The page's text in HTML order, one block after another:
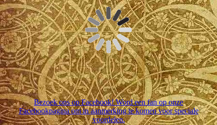
Bezoek ons op Facebook! Word een fan op onze
Facebookpagina om in aanmerking te komen voor speciale
voordelen.